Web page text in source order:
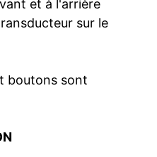
et à l'arrière
sur le
boutons sont